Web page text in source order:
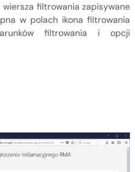
filtrowania zapisywane
w polach ikona filtrowania
filtrowania i opcji